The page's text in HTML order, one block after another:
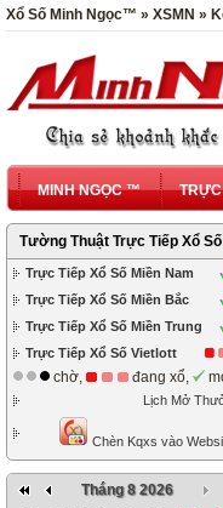
Xổ Số Minh Ngọc™ » XSMN »
MINH NGỌC ™
Tường Thuật Trực Tiếp Xổ Số
Trực Tiếp Xổ Số Miền Nam
Trực Tiếp Xổ Số Miền Bắc
Trực Tiếp Xổ Số Miền Trung
Trực Tiếp Xổ Số Vietlott
chờ, đang xổ,
Lịch Mở
Chèn Kqxs vào
Tháng 8 2026